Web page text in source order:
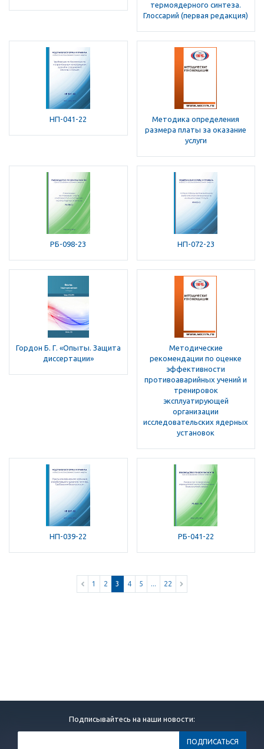
термоядерного синтеза.
Глоссарий (первая редакция)
НП-041-22
Методика определения
размера платы за оказание
услуги
РБ-098-23 НП-072-23
Гордон Б. Г. «Опыты. Защита
диссертации»
Методические
рекомендации по оценке
эффективности
противоаварийных учений и
тренировок
эксплуатирующей
организации
исследовательских ядерных
установок
НП-039-22 РБ-041-22
1 2 3 4 5 ... 22
Подписывайтесь на наши новости: